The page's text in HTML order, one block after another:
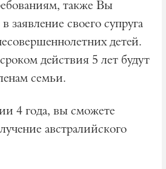
также Вы
заявление своего супруга
детей.
действия 5 лет будут
семьи.
4 года, вы сможете
австралийского